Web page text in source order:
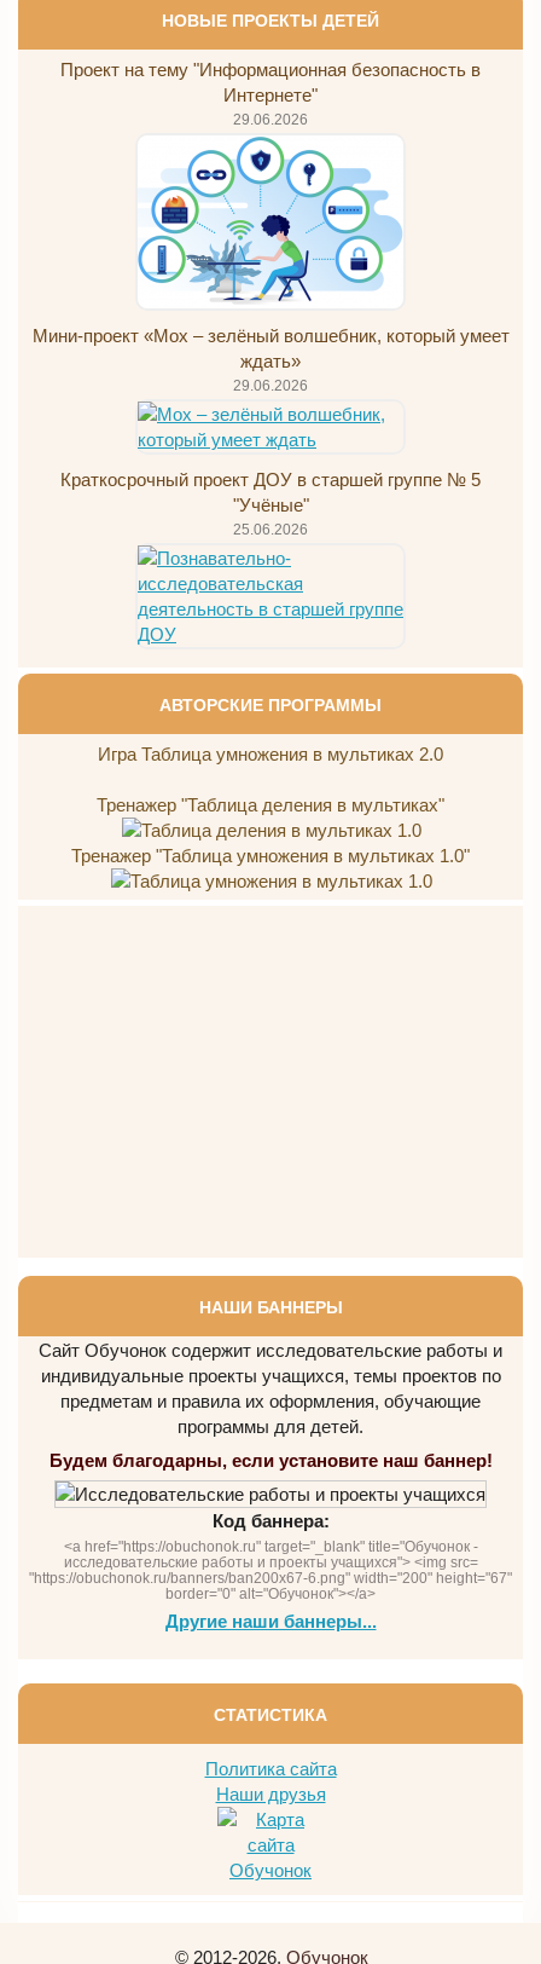
НОВЫЕ ПРОЕКТЫ ДЕТЕЙ
Проект на тему "Информационная безопасность в
Интернете"
29.06.2026
Мини-проект «Мох – зелёный волшебник, который умеет
ждать»
29.06.2026
Краткосрочный проект ДОУ в старшей группе № 5
"Учёные"
25.06.2026
АВТОРСКИЕ ПРОГРАММЫ
Игра Таблица умножения в мультиках 2.0
Тренажер "Таблица деления в мультиках"
Тренажер "Таблица умножения в мультиках 1.0"
НАШИ БАННЕРЫ
Сайт Обучонок содержит исследовательские работы и
индивидуальные проекты учащихся, темы проектов по
предметам и правила их оформления, обучающие
программы для детей.
Будем благодарны, если установите наш баннер!
Код баннера:
<a href="https://obuchonok.ru" target="_blank" title="Обучонок -
исследовательские работы и проекты учащихся"> <img src=
"https://obuchonok.ru/banners/ban200x67-6.png" width="200" height="67"
border="0" alt="Обучонок"></a>
Другие наши баннеры...
СТАТИСТИКА
Политика сайта
Наши друзья
© 2012-2026, Обучонок